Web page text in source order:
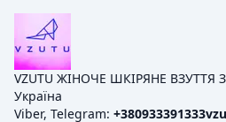
VZUTU ЖІНОЧЕ ШКІРЯНЕ ВЗУТТЯ
Україна
Viber, Telegram: +380933391333